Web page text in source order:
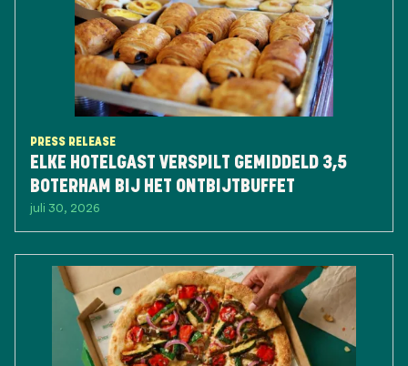
PRESS RELEASE
ELKE HOTELGAST VERSPILT GEMIDDELD 3,5
BOTERHAM BIJ HET ONTBIJTBUFFET
juli 30, 2026